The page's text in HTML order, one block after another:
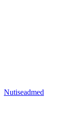
Nutiseadmed